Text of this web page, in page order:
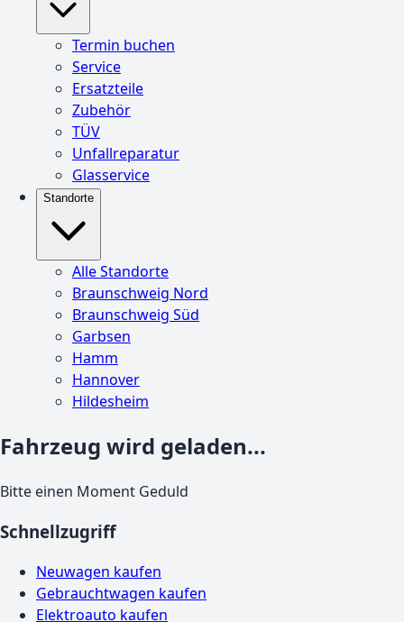
Termin buchen
Service
Ersatzteile
Zubehör
TÜV
Unfallreparatur
Glasservice
Standorte
Alle Standorte
Braunschweig Nord
Braunschweig Süd
Garbsen
Hamm
Hannover
Hildesheim
Fahrzeug wird geladen...
Bitte einen Moment Geduld
Schnellzugriff
Neuwagen kaufen
Gebrauchtwagen kaufen
Elektroauto kaufen